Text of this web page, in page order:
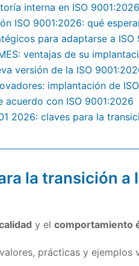
interna en ISO 9001:2026
ISO 9001:2026: qué
para adaptarse a
ventajas de su
versión de la ISO
implantación de
acuerdo con ISO 9001:2026
2026: claves para la
la transición a
y el comportamiento
prácticas y ejemplos